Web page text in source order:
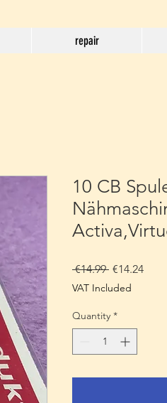
repair
10 CB
€14.99 Regular
Price
€14.24Sale
VAT Included
Quantity *